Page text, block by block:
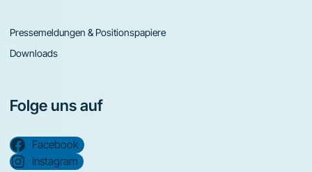
Pressemeldungen & Positionspapiere
Downloads
Folge uns auf
Facebook
Instagram